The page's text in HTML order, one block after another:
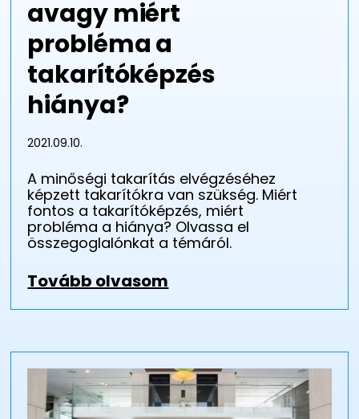
avagy miért
probléma a
takarítóképzés
hiánya?
2021.09.10.
A minőségi takarítás elvégzéséhez
képzett takarítókra van szükség. Miért
fontos a takarítóképzés, miért
probléma a hiánya? Olvassa el
összegoglalónkat a témáról.
Tovább olvasom